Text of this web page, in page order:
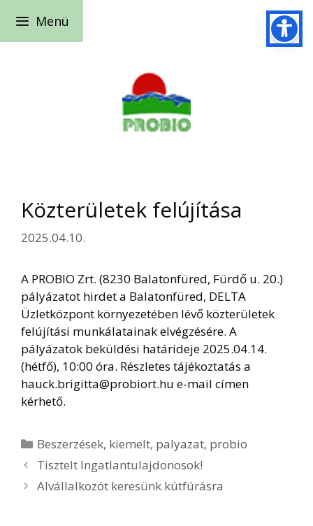
tartalomba
Menü
Közterületek felújítása
2025.04.10.
A PROBIO Zrt. (8230 Balatonfüred, Fürdő u. 20.)
pályázatot hirdet a Balatonfüred, DELTA
Üzletközpont környezetében lévő közterületek
felújítási munkálatainak elvégzésére. A
pályázatok beküldési határideje 2025.04.14.
(hétfő), 10:00 óra. Részletes tájékoztatás a
hauck.brigitta@probiort.hu e-mail címen
kérhető.
Kategória
Beszerzések, kiemelt, palyazat, probio
Tisztelt Ingatlantulajdonosok!
Alvállalkozót keresünk kútfúrásra